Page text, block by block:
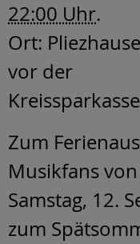
22:00 Uhr.
Ort:
vor der
Kreissparkasse
Zum
Musikfans
Samstag, 12.
zum